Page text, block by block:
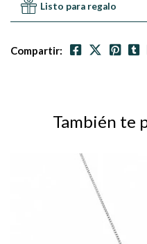
Listo para regalo
Compartir:
También te